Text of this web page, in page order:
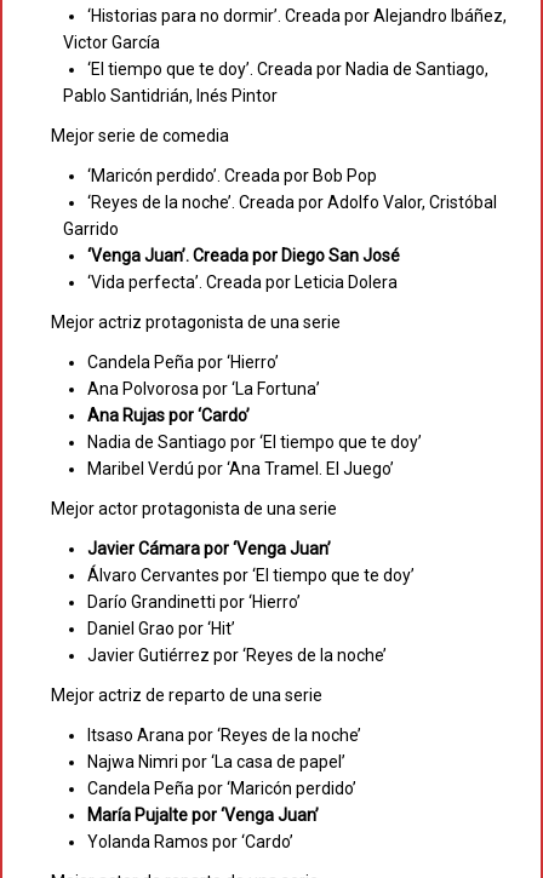
‘Historias para no dormir’. Creada por Alejandro Ibáñez,
Victor García
‘El tiempo que te doy’. Creada por Nadia de Santiago,
Pablo Santidrián, Inés Pintor
Mejor serie de comedia
‘Maricón perdido’. Creada por Bob Pop
‘Reyes de la noche’. Creada por Adolfo Valor, Cristóbal
Garrido
‘Venga Juan’. Creada por Diego San José
‘Vida perfecta’. Creada por Leticia Dolera
Mejor actriz protagonista de una serie
Candela Peña por ‘Hierro’
Ana Polvorosa por ‘La Fortuna’
Ana Rujas por ‘Cardo’
Nadia de Santiago por ‘El tiempo que te doy’
Maribel Verdú por ‘Ana Tramel. El Juego’
Mejor actor protagonista de una serie
Javier Cámara por ‘Venga Juan’
Álvaro Cervantes por ‘El tiempo que te doy’
Darío Grandinetti por ‘Hierro’
Daniel Grao por ‘Hit’
Javier Gutiérrez por ‘Reyes de la noche’
Mejor actriz de reparto de una serie
Itsaso Arana por ‘Reyes de la noche’
Najwa Nimri por ‘La casa de papel’
Candela Peña por ‘Maricón perdido’
María Pujalte por ‘Venga Juan’
Yolanda Ramos por ‘Cardo’